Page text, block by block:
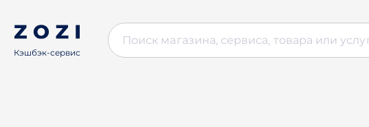
Кэшбэк-сервис